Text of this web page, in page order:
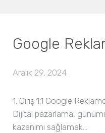
Google
Aralık 29, 2024
1. Giriş 1.1 Google
Dijital pazarlama,
kazanımı sağlamak…